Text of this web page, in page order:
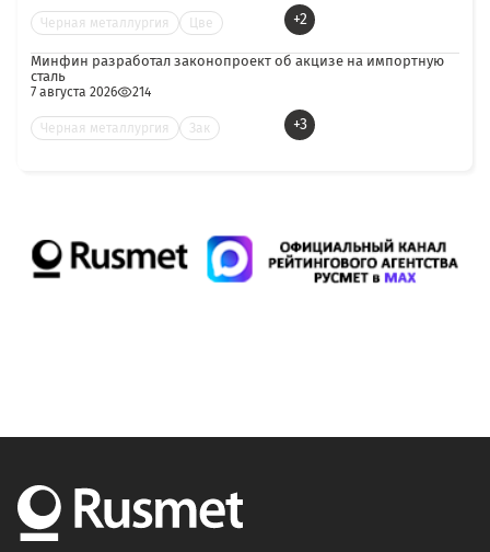
Черная металлургия Цве +2
Минфин разработал законопроект об акцизе на импортную
сталь
7 августа 2026 214
Черная металлургия Зак +3